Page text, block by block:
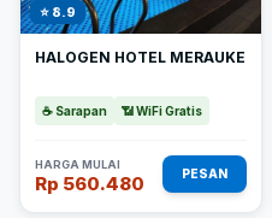
⭐ 8.9
HALOGEN HOTEL MERAUKE
☕ Sarapan 📶 WiFi Gratis
HARGA MULAI
Rp 560.480 PESAN